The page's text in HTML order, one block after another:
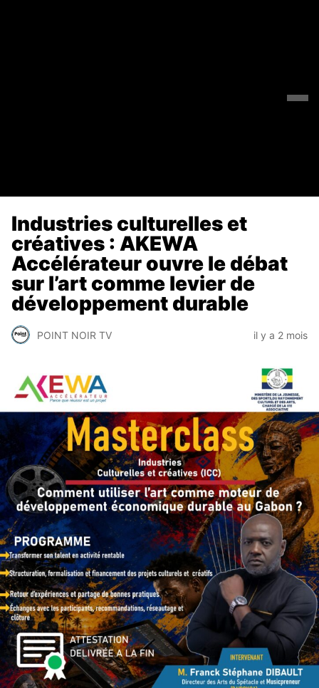
Industries culturelles et
créatives : AKEWA
Accélérateur ouvre le débat
sur l’art comme levier de
développement durable
POINT NOIR TV il y a 2 mois